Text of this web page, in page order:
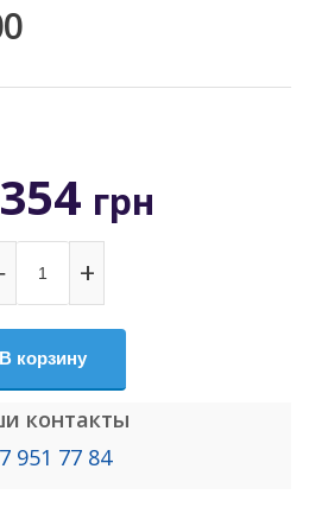
грн
+
В корзину
контакты
951 77 84